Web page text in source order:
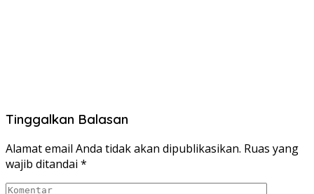
Tinggalkan Balasan
Alamat email Anda tidak akan dipublikasikan. Ruas yang
wajib ditandai *